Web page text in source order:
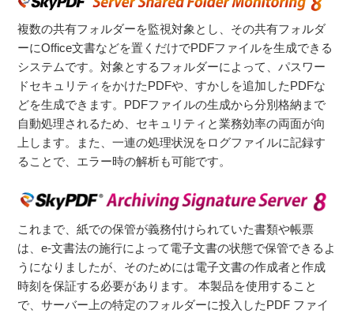
複数の共有フォルダーを監視対象とし、その共有フォルダ
ーにOffice文書などを置くだけでPDFファイルを生成できる
システムです。対象とするフォルダーによって、パスワー
ドセキュリティをかけたPDFや、すかしを追加したPDFな
どを生成できます。PDFファイルの生成から分別格納まで
自動処理されるため、セキュリティと業務効率の両面が向
上します。また、一連の処理状況をログファイルに記録す
ることで、エラー時の解析も可能です。
これまで、紙での保管が義務付けられていた書類や帳票
は、e-文書法の施行によって電子文書の状態で保管できるよ
うになりましたが、そのためには電子文書の作成者と作成
時刻を保証する必要があります。 本製品を使用すること
で、サーバー上の特定のフォルダーに投入したPDF ファイ